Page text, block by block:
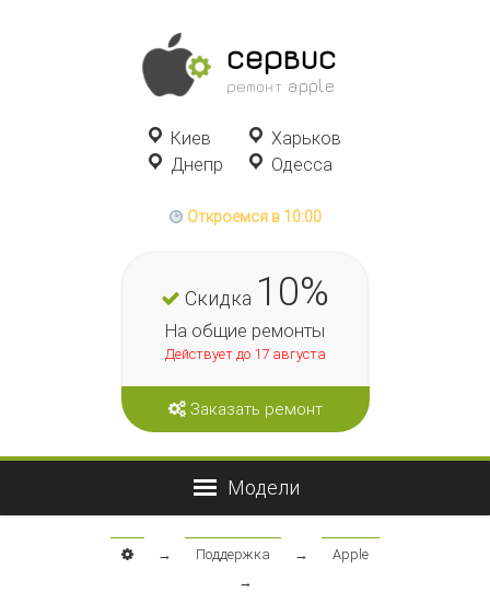
сервис
ремонт apple
Киев
Харьков
Днепр
Одесса
Откроемся в 10:00
Скидка 10%
На общие ремонты
Действует до 17 августа
Заказать ремонт
→ Поддержка →
Apple
→